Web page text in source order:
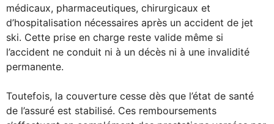
médicaux, pharmaceutiques, chirurgicaux et
d’hospitalisation nécessaires après un accident de jet
ski. Cette prise en charge reste valide même si
l’accident ne conduit ni à un décès ni à une invalidité
permanente.
Toutefois, la couverture cesse dès que l’état de santé
de l’assuré est stabilisé. Ces remboursements